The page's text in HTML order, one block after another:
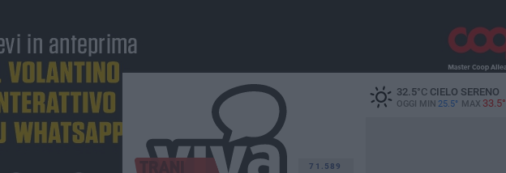
71.589
32.5°CCIELO SERENO
OGGI MIN 25.5° MAX 33.5°